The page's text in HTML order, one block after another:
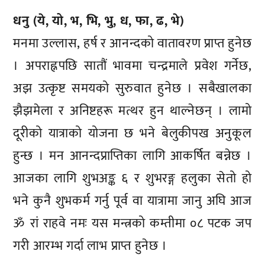
धनु (ये, यो, भ, भि, भु, ध, फा, ढ, भे)
मनमा उल्लास, हर्ष र आनन्दको वातावरण प्राप्त हुनेछ
। अपराह्नपछि सातौं भावमा चन्द्रमाले प्रवेश गर्नेछ,
अझ उत्कृष्ट समयको सुरुवात हुनेछ । सबैखालका
झैझमेला र अनिष्टहरू मत्थर हुन थाल्नेछन् । लामो
दूरीको यात्राको योजना छ भने बेलुकीपख अनुकूल
हुन्छ । मन आनन्दप्राप्तिका लागि आकर्षित बन्नेछ ।
आजका लागि शुभअङ्क ६ र शुभरङ्ग हलुका सेतो हो
भने कुनै शुभकर्म गर्नु पूर्व वा यात्रामा जानु अघि आज
ॐ रां राहवे नमः यस मन्त्रको कम्तीमा ०८ पटक जप
गरी आरम्भ गर्दा लाभ प्राप्त हुनेछ ।